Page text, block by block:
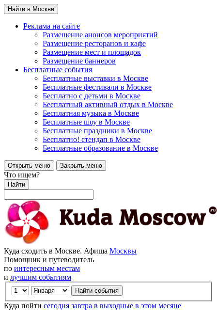
Найти в Москве
Реклама на сайте
Размещение анонсов мероприятий
Размещение ресторанов и кафе
Размещение мест и площадок
Размещение баннеров
Бесплатные события
Бесплатные выставки в Москве
Бесплатные фестивали в Москве
Бесплатно с детьми в Москве
Бесплатный активный отдых в Москве
Бесплатная музыка в Москве
Бесплатные шоу в Москве
Бесплатные праздники в Москве
Бесплатно! стендап в Москве
Бесплатные образование в Москве
Открыть меню Закрыть меню
Что ищем?
Найти
Куда сходить в Москве. Афиша Москвы
Помощник и путеводитель
по интересным местам
и лучшим событиям
Куда пойти сегодня завтра в выходные в этом месяце